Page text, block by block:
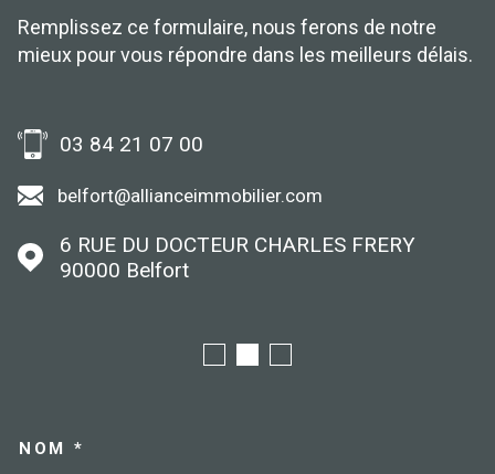
Remplissez ce formulaire, nous ferons de notre
mieux pour vous répondre dans les meilleurs délais.
03 84 21 07 00
belfort@allianceimmobilier.com
6 RUE DU DOCTEUR CHARLES FRERY
90000
Belfort
NOM *